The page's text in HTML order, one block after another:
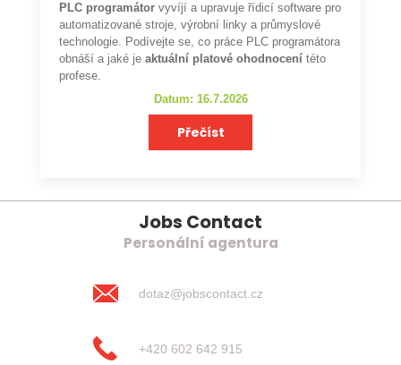
PLC programátor vyvíjí a upravuje řídicí software pro
automatizované stroje, výrobní linky a průmyslové
technologie. Podívejte se, co práce PLC programátora
obnáší a jaké je aktuální platové ohodnocení této
profese.
Datum: 16.7.2026
Přečíst
Jobs Contact
Personální agentura
dotaz@jobscontact.cz
+420 602 642 915